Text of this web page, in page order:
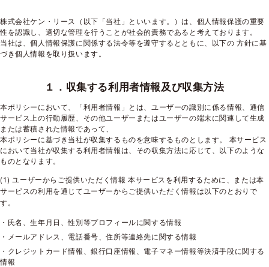
株式会社ケン・リース（以下「当社」といいます。）は、個人情報保護の重要
性を認識し、適切な管理を行うことが社会的責務であると考えております。
当社は、個人情報保護に関係する法令等を遵守するとともに、以下の 方針に基
づき個人情報を取り扱います。
１．収集する利用者情報及び収集方法
本ポリシーにおいて、「利用者情報」とは、ユーザーの識別に係る情報、通信
サービス上の行動履歴、その他ユーザーまたはユーザーの端末に関連して生成
または蓄積された情報であって、
本ポリシーに基づき当社が収集するものを意味するものとします。 本サービス
において当社が収集する利用者情報は、その収集方法に応じて、以下のような
ものとなります。
(1) ユーザーからご提供いただく情報 本サービスを利用するために、または本
サービスの利用を通じてユーザーからご提供いただく情報は以下のとおりで
す。
・氏名、生年月日、性別等プロフィールに関する情報
・メールアドレス、電話番号、住所等連絡先に関する情報
・クレジットカード情報、銀行口座情報、電子マネー情報等決済手段に関する
情報